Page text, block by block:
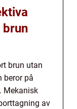
brun utan
beror på
Mekanisk
av